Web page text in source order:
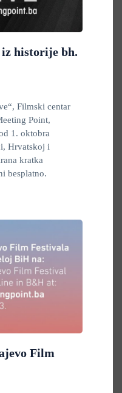
historije bh.
Filmski centar
Point,
1. oktobra
Hrvatskoj i
kratka
besplatno.
Film